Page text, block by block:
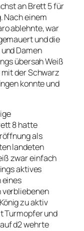
an Brett 5 für
Nach einem
ablehnte, war
und die
Damen
übersah Weiß
der Schwarz
konnte und
8 hatte
als
landeten
zwar einfach
aktives
eines
verbliebenen
zu aktiv
Turmopfer und
d2 wehrte